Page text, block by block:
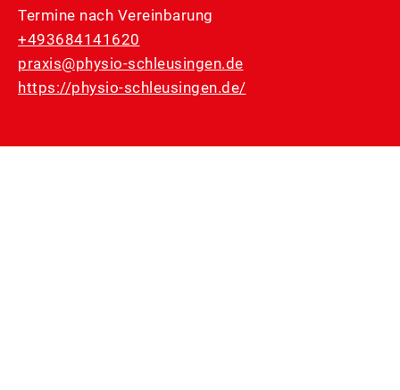
Termine nach Vereinbarung
+493684141620
praxis@physio-schleusingen.de
https://physio-schleusingen.de/